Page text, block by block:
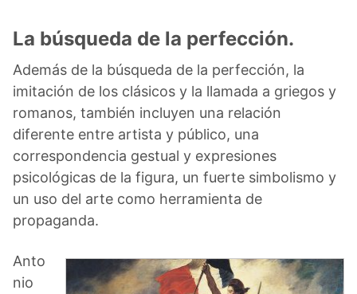
La búsqueda de la perfección.
Además de la búsqueda de la perfección, la
imitación de los clásicos y la llamada a griegos y
romanos, también incluyen una relación
diferente entre artista y público, una
correspondencia gestual y expresiones
psicológicas de la figura, un fuerte simbolismo y
un uso del arte como herramienta de
propaganda.
Anto
nio